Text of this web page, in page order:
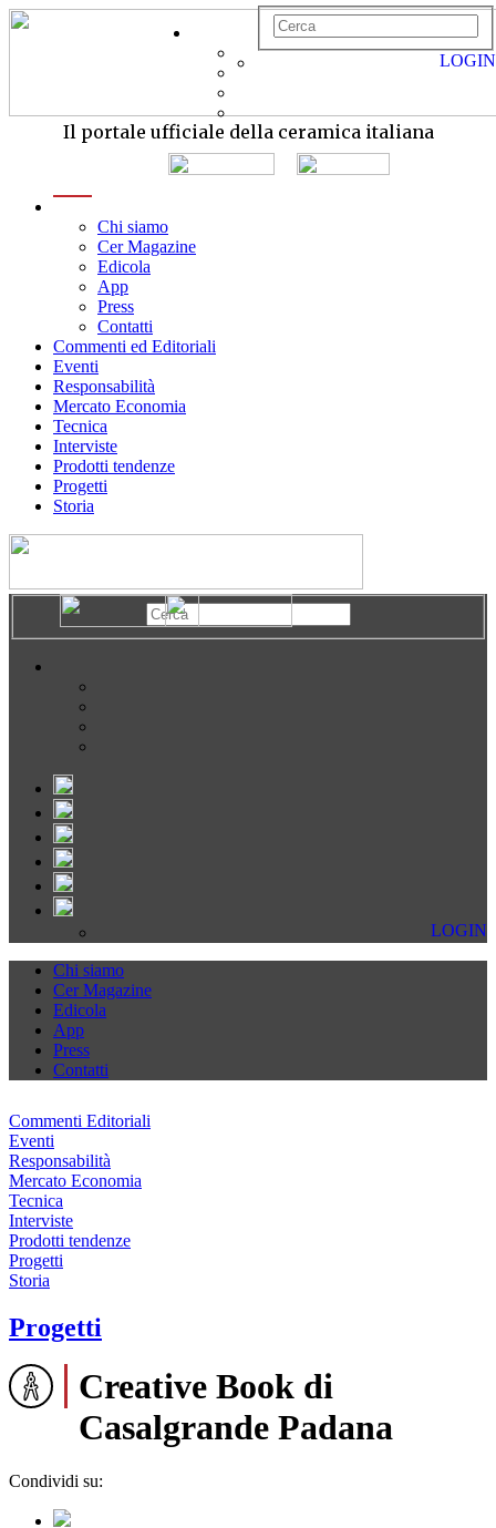
Il portale ufficiale della ceramica italiana
Chi siamo
Cer Magazine
Edicola
App
Press
Contatti
Commenti ed Editoriali
Eventi
Responsabilità
Mercato Economia
Tecnica
Interviste
Prodotti tendenze
Progetti
Storia
LOGIN
LOGIN
Chi siamo
Cer Magazine
Edicola
App
Press
Contatti
Commenti Editoriali
Eventi
Responsabilità
Mercato Economia
Tecnica
Interviste
Prodotti tendenze
Progetti
Storia
Progetti
Creative Book di
Casalgrande Padana
Condividi su: